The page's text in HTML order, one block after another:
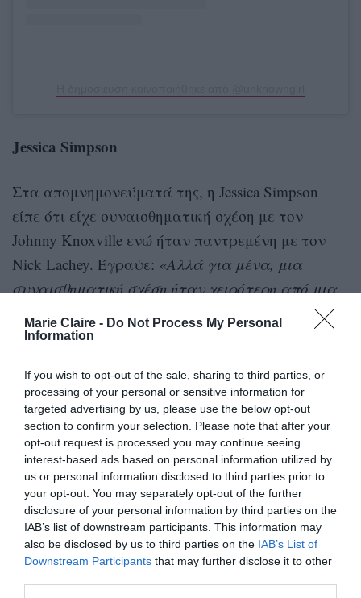
Marie Claire - Do Not Process My Personal
Information
If you wish to opt-out of the sale, sharing to third parties, or
processing of your personal or sensitive information for
targeted advertising by us, please use the below opt-out
section to confirm your selection. Please note that after your
opt-out request is processed you may continue seeing
interest-based ads based on personal information utilized by
us or personal information disclosed to third parties prior to
your opt-out. You may separately opt-out of the further
disclosure of your personal information by third parties on the
IAB’s list of downstream participants. This information may
also be disclosed by us to third parties on the IAB’s List of
Downstream Participants that may further disclose it to other
Jessica Simpson
Στα απομνημονεύματά της, η Jessica Simpson
είπε ότι είχε συναισθηματική σχέση με τον
Johnny Knoxville ενώ ήταν παντρεμένη με τον
Nick Lachey. Έγραψε: «Αλλά για μένα, μια
συναισθηματική σχέση ήταν χειρότερη από μια
σωματική. Είναι αστείο, το ξέρω, γιατί είχα
δώσει τόση έμφαση στο σεξ με το να μην το
πραγματικά σεξ, κατάλαβα ότι το
συναισθηματικό κομμάτι ήταν αυτό που είχε
σημασία. … Ο Johnny και εγώ το είχαμε αυτό, το
οποίο μου φάνηκε πολύ μεγαλύτερη προδοσία
για τον γάμο μου από το σεξ».
Hugh Grant
Το 1995, ο Hugh Grant συνελήφθη αφού τον